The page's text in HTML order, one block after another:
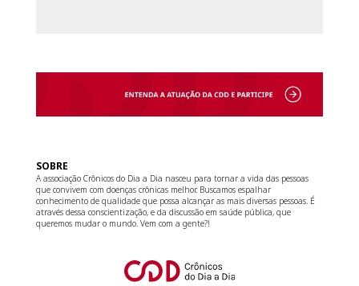
SOBRE
A associação Crônicos do Dia a Dia nasceu para tornar a vida das pessoas
que convivem com doenças crônicas melhor. Buscamos espalhar
conhecimento de qualidade que possa alcançar as mais diversas pessoas. É
através dessa conscientização, e da discussão em saúde pública, que
queremos mudar o mundo. Vem com a gente?!